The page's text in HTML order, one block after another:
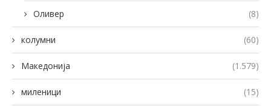
Оливер (8)
колумни (60)
Македонија (1.579)
миленици (15)